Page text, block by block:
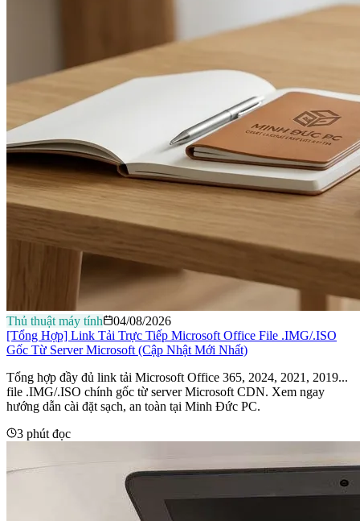
Thủ thuật máy tính
04/08/2026
[Tổng Hợp] Link Tải Trực Tiếp Microsoft Office File .IMG/.ISO
Gốc Từ Server Microsoft (Cập Nhật Mới Nhất)
Tổng hợp đầy đủ link tải Microsoft Office 365, 2024, 2021, 2019...
file .IMG/.ISO chính gốc từ server Microsoft CDN. Xem ngay
hướng dẫn cài đặt sạch, an toàn tại Minh Đức PC.
3 phút đọc